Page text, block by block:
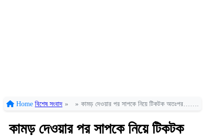
Home বিশেষ সংবাদ » » কামড় দেওয়ার পর সাপকে নিয়ে টিকটক অতঃপর…….
কামড় দেওয়ার পর সাপকে নিয়ে টিকটক